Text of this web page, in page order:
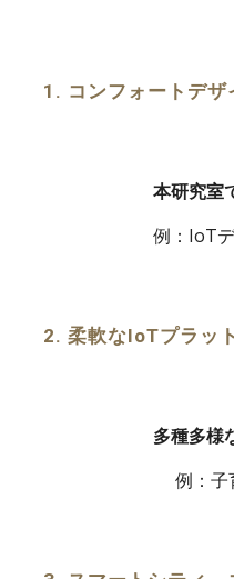
1. コンフォートデ
本研究室
例：IoT
2. 柔軟なIoTプラッ
多種多様
例：